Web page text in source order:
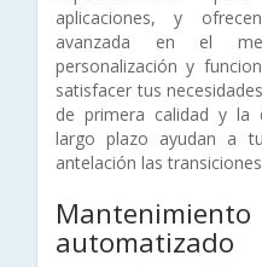
aplicaciones, y
avanzada en el
personalización y
satisfacer tus
de primera calidad y la
largo plazo ayudan a
antelación las
automatizado